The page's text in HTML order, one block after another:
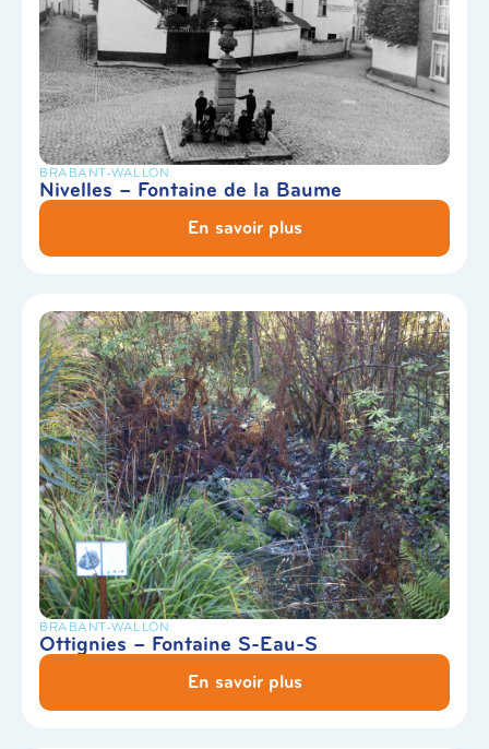
BRABANT-WALLON
Nivelles – Fontaine de la Baume
En savoir plus
BRABANT-WALLON
Ottignies – Fontaine S-Eau-S
En savoir plus